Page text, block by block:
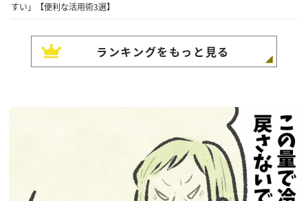
すい」【便利な活用術3選】
ランキングをもっと見る